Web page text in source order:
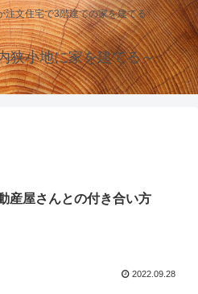
注文住宅で3階建ての家を建てる
狭小地に家を建てる～
産屋さんとの付き合い方
2022.09.28